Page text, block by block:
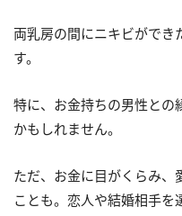
両乳房の間にニキビができ
す。
特に、お金持ちの男性と
かもしれません。
ただ、お金に目がくらみ、
ことも。恋人や結婚相手